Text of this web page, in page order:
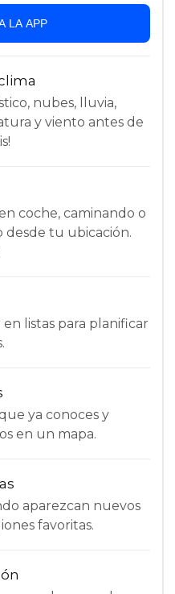
LA APP
nubes, lluvia,
y viento antes de
coche, caminando o
tu ubicación.
listas para planificar
ya conoces y
en un mapa.
aparezcan nuevos
favoritas.